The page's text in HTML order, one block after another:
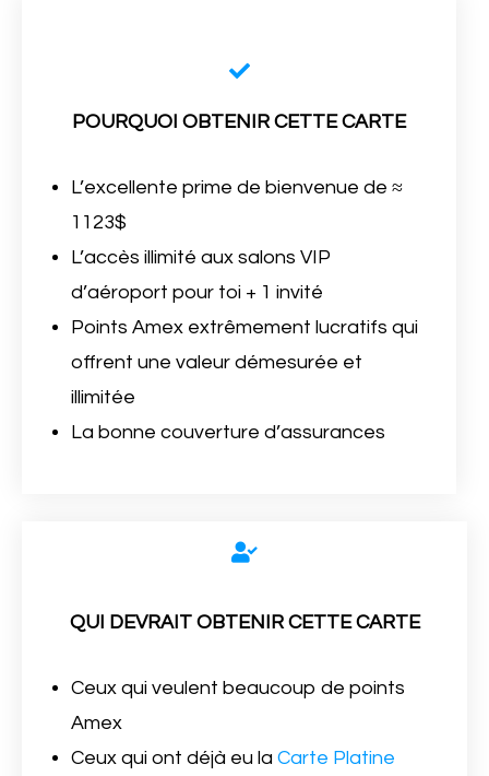
POURQUOI OBTENIR CETTE CARTE
L’excellente prime de bienvenue de ≈
1123$
L’accès illimité aux salons VIP
d’aéroport pour toi + 1 invité
Points Amex extrêmement lucratifs qui
offrent une valeur démesurée et
illimitée
La bonne couverture d’assurances
QUI DEVRAIT OBTENIR CETTE CARTE
Ceux qui veulent beaucoup de points
Amex
Ceux qui ont déjà eu la Carte Platine